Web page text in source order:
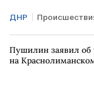
ДНР
Денис Пушилин
удар ВСУ по
Пушилин заявил
на